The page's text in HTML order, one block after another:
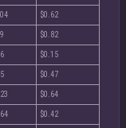
$0.62
$0.82
$0.15
$0.47
$0.64
$0.42